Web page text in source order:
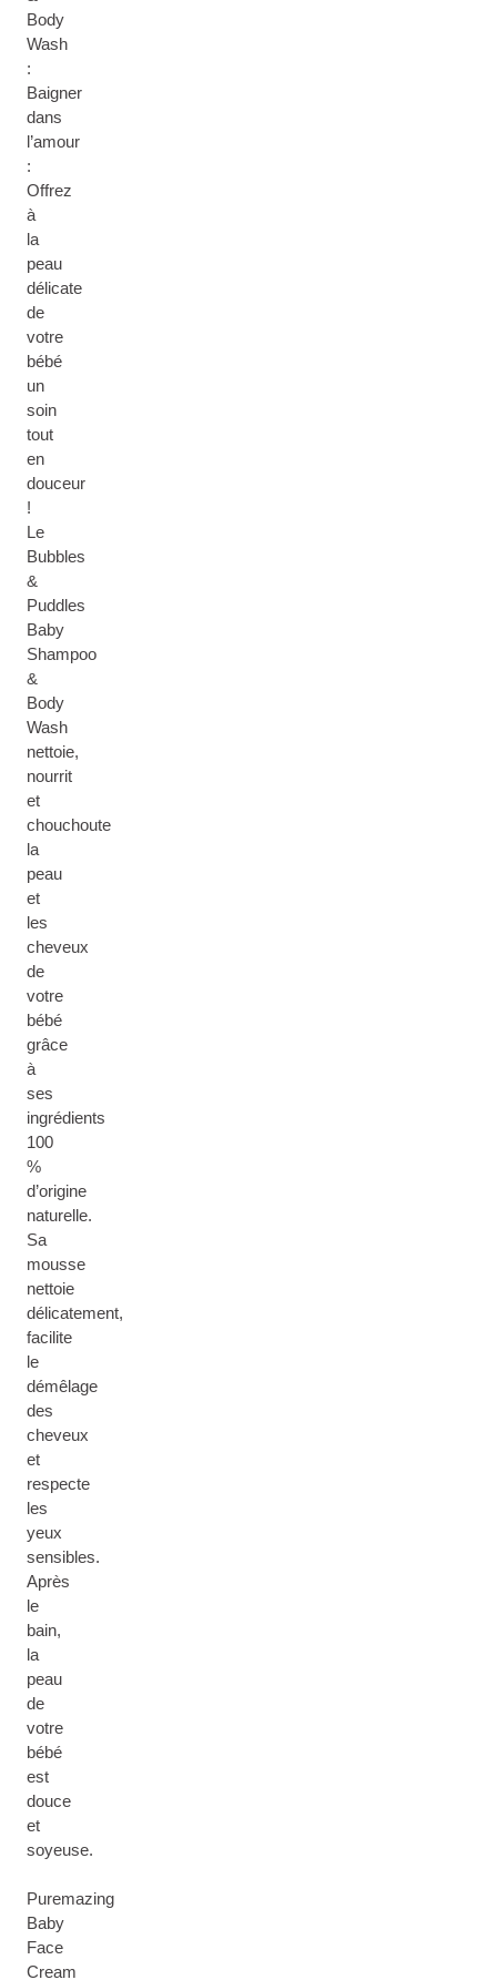
Body
Wash
:
Baigner
dans
l’amour
:
Offrez
à
la
peau
délicate
de
votre
bébé
un
soin
tout
en
douceur
!
Le
Bubbles
&
Puddles
Baby
Shampoo
&
Body
Wash
nettoie,
nourrit
et
chouchoute
la
peau
et
les
cheveux
de
votre
bébé
grâce
à
ses
ingrédients
100
%
d’origine
naturelle.
Sa
mousse
nettoie
délicatement,
facilite
le
démêlage
des
cheveux
et
respecte
les
yeux
sensibles.
Après
le
bain,
la
peau
de
votre
bébé
est
douce
et
soyeuse.
Puremazing
Baby
Face
Cream